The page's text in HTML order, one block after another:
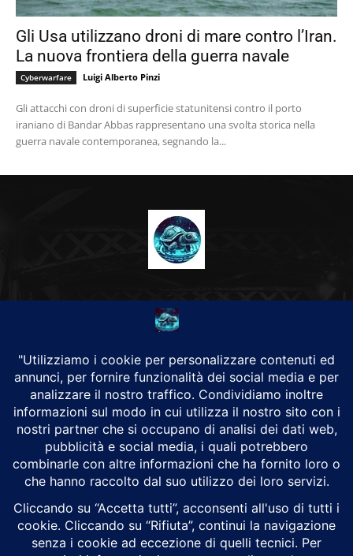
Gli Usa utilizzano droni di mare contro l’Iran.
La nuova frontiera della guerra navale
Cyberwarfare Luigi Alberto Pinzi
Gli attacchi con droni di superficie statunitensi contro il porto
iraniano di Bandar Abbas rappresentano una svolta storica nella
guerra navale contemporanea, segnando la...
CHI SIAMO
Alground Geopolitica e Cyberwarfare.
Da una idea di Brunilde Trizio
Alground fa parte del Gruppo Trizio
SEGUICI